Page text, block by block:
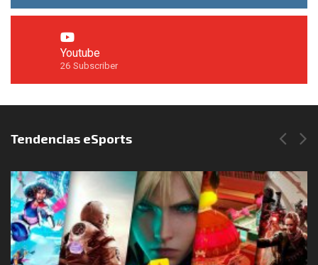
Youtube
26 Subscriber
Síguenos en Instagram
Tendencias eSports